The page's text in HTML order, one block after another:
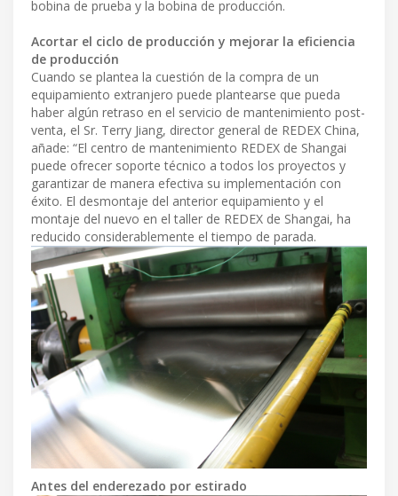
bobina de prueba y la bobina de producción.
Acortar el ciclo de producción y mejorar la eficiencia
de producción
Cuando se plantea la cuestión de la compra de un
equipamiento extranjero puede plantearse que pueda
haber algún retraso en el servicio de mantenimiento post-
venta, el Sr. Terry Jiang, director general de REDEX China,
añade: “El centro de mantenimiento REDEX de Shangai
puede ofrecer soporte técnico a todos los proyectos y
garantizar de manera efectiva su implementación con
éxito. El desmontaje del anterior equipamiento y el
montaje del nuevo en el taller de REDEX de Shangai, ha
reducido considerablemente el tiempo de parada.
Antes del enderezado por estirado